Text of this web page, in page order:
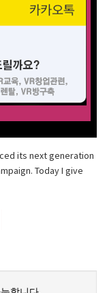
its next generation
Today I give